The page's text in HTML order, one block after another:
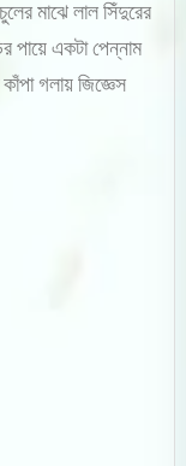
মাঝে লাল সিঁদুরের
পায়ে একটা পেন্নাম
গলায় জিজ্ঞেস